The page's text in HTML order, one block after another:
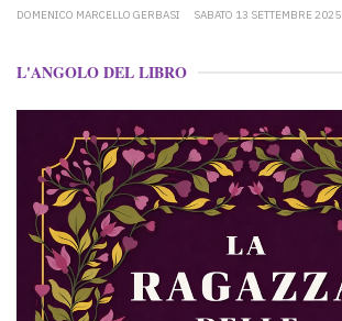
DOMENICO MARCELLO GERBASI SABATO 13 SETTEMBRE 2025
L'ANGOLO DEL LIBRO